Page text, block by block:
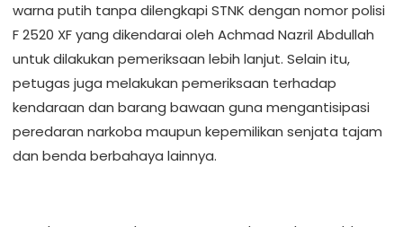
warna putih tanpa dilengkapi STNK dengan nomor polisi
F 2520 XF yang dikendarai oleh Achmad Nazril Abdullah
untuk dilakukan pemeriksaan lebih lanjut. Selain itu,
petugas juga melakukan pemeriksaan terhadap
kendaraan dan barang bawaan guna mengantisipasi
peredaran narkoba maupun kepemilikan senjata tajam
dan benda berbahaya lainnya.